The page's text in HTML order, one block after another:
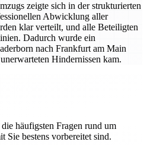
zeigte sich in der strukturierten
Abwicklung aller
klar verteilt, und alle Beteiligten
Dadurch wurde ein
nach Frankfurt am Main
Hindernissen kam.
häufigsten Fragen rund um
Sie bestens vorbereitet sind.